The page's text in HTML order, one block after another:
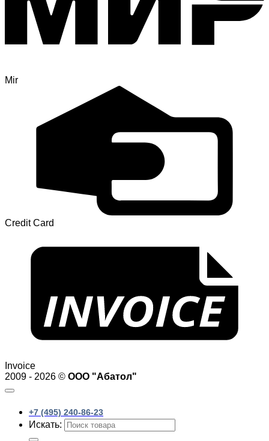
Mir
Credit Card
Invoice
2009 - 2026 © ООО "Абатол"
+7 (495) 240-86-23
Искать: